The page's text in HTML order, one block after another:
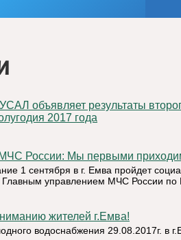
2017 года
«МЧС России: Мы первыми
1 сентября в г. Емва пройдет
Главным управлением МЧС России по
Вниманию жителей г.Емва!
водоснабжения 29.08.2017г. в